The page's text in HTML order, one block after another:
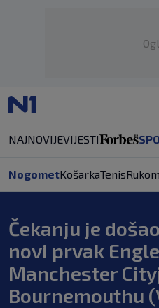
NAJNOVIJEVIJESTI
NogometKošarkaTenis
Čekanju je
novi prvak
Manchester
Bournemouthu